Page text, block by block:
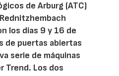
de Arburg (ATC)
los días 9 y 16 de
de puertas abiertas
serie de máquinas
Trend. Los dos